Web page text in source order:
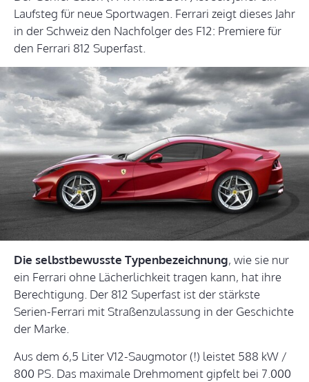
Laufsteg für neue Sportwagen. Ferrari zeigt dieses Jahr
in der Schweiz den Nachfolger des F12: Premiere für
den Ferrari 812 Superfast.
Die selbstbewusste Typenbezeichnung, wie sie nur
ein Ferrari ohne Lächerlichkeit tragen kann, hat ihre
Berechtigung. Der 812 Superfast ist der stärkste
Serien-Ferrari mit Straßenzulassung in der Geschichte
der Marke.
Aus dem 6,5 Liter V12-Saugmotor (!) leistet 588 kW /
800 PS. Das maximale Drehmoment gipfelt bei 7.000